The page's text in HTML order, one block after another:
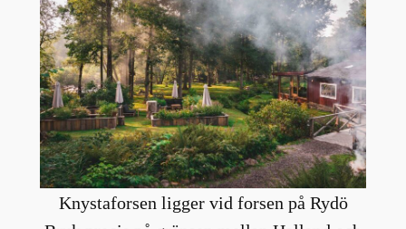
Knystaforsen ligger vid forsen på Rydö